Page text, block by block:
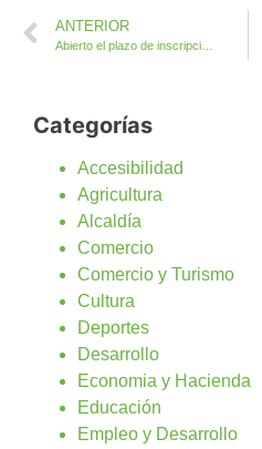
ANTERIOR
Categorías
Accesibilidad
Agricultura
Alcaldía
Comercio
Comercio y Turismo
Cultura
Deportes
Desarrollo
Economia y Hacienda
Educación
Empleo y Desarrollo